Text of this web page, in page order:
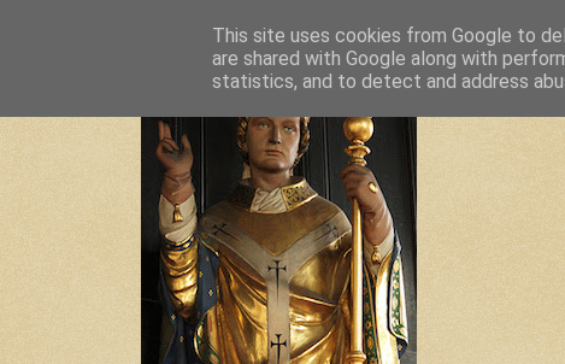
This site uses cookies from Google to
are shared with Google along with
statistics, and to detect and address